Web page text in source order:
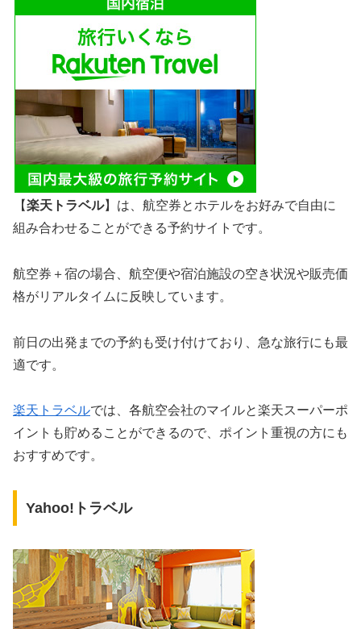
【楽天トラベル】は、航空券とホテルをお好みで自由に
組み合わせることができる予約サイトです。
航空券＋宿の場合、航空便や宿泊施設の空き状況や販売価
格がリアルタイムに反映しています。
前日の出発までの予約も受け付けており、急な旅行にも最
適です。
楽天トラベルでは、各航空会社のマイルと楽天スーパーポ
イントも貯めることができるので、ポイント重視の方にも
おすすめです。
Yahoo!トラベル